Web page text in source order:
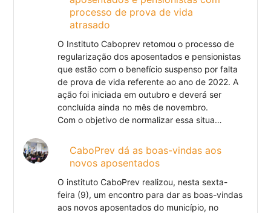
processo de prova de vida
atrasado
O Instituto Caboprev retomou o processo de
regularização dos aposentados e pensionistas
que estão com o benefício suspenso por falta
de prova de vida referente ao ano de 2022. A
ação foi iniciada em outubro e deverá ser
concluída ainda no mês de novembro.
Com o objetivo de normalizar essa situa…
CaboPrev dá as boas-vindas aos
novos aposentados
O instituto CaboPrev realizou, nesta sexta-
feira (9), um encontro para dar as boas-vindas
aos novos aposentados do município, no